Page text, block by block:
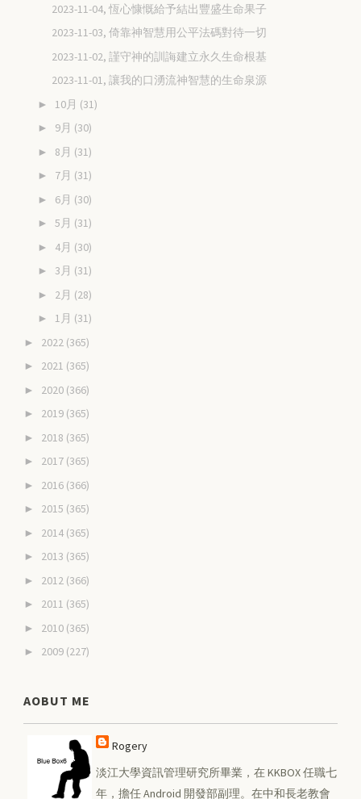
2023-11-04, 恆心慷慨給予結出豐盛生命果子
2023-11-03, 倚靠神智慧用公平法碼對待一切
2023-11-02, 謹守神的訓誨建立永久生命根基
2023-11-01, 讓我的口湧流神智慧的生命泉源
► 10月 (31)
► 9月 (30)
► 8月 (31)
► 7月 (31)
► 6月 (30)
► 5月 (31)
► 4月 (30)
► 3月 (31)
► 2月 (28)
► 1月 (31)
► 2022 (365)
► 2021 (365)
► 2020 (366)
► 2019 (365)
► 2018 (365)
► 2017 (365)
► 2016 (366)
► 2015 (365)
► 2014 (365)
► 2013 (365)
► 2012 (366)
► 2011 (365)
► 2010 (365)
► 2009 (227)
AOBUT ME
Rogery
淡江大學資訊管理研究所畢業，在 KKBOX 任職七
年，擔任 Android 開發部副理。在中和長老教會